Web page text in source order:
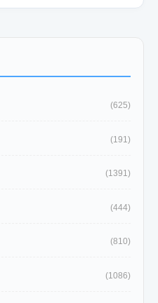
(625)
(191)
(1391)
(444)
(810)
(1086)